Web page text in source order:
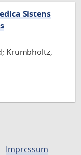
Sistens
Krumbholtz,
Impressum